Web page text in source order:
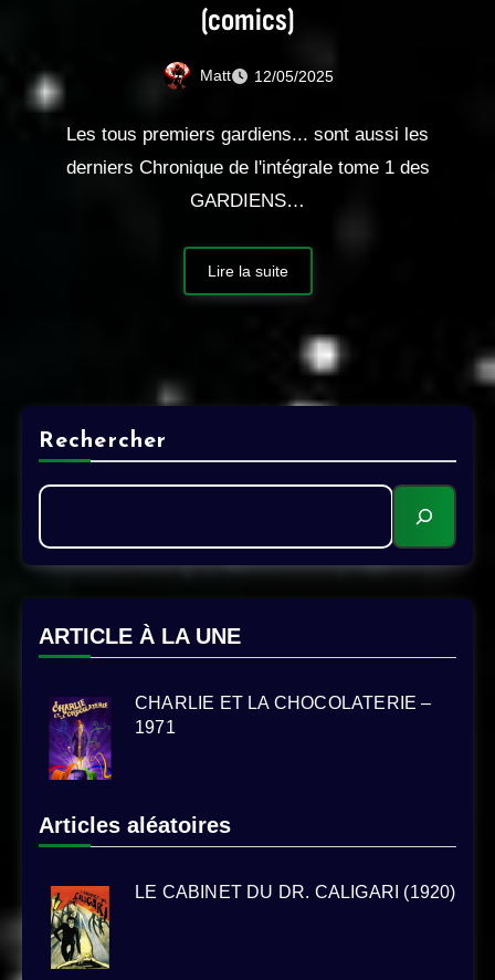
(comics)
Matt 12/05/2025
Les tous premiers gardiens... sont aussi les
derniers Chronique de l'intégrale tome 1 des
GARDIENS…
Lire la suite
Rechercher
ARTICLE À LA UNE
CHARLIE ET LA CHOCOLATERIE –
1971
Articles aléatoires
LE CABINET DU DR. CALIGARI (1920)